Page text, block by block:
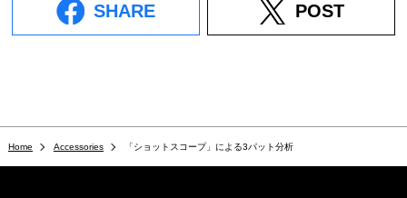
SHARE POST
Home Accessories 「ショットスコープ」による3パット分析